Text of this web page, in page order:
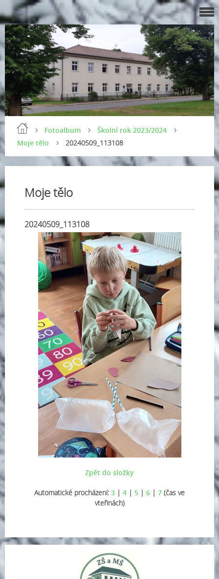
Fotoalbum
Školní rok 2023/2024
Moje tělo
20240509_113108
Moje tělo
20240509_113108
Zpět do složky
Automatické procházení: 3 | 4 | 5 | 6 | 7 (čas ve
vteřinách)